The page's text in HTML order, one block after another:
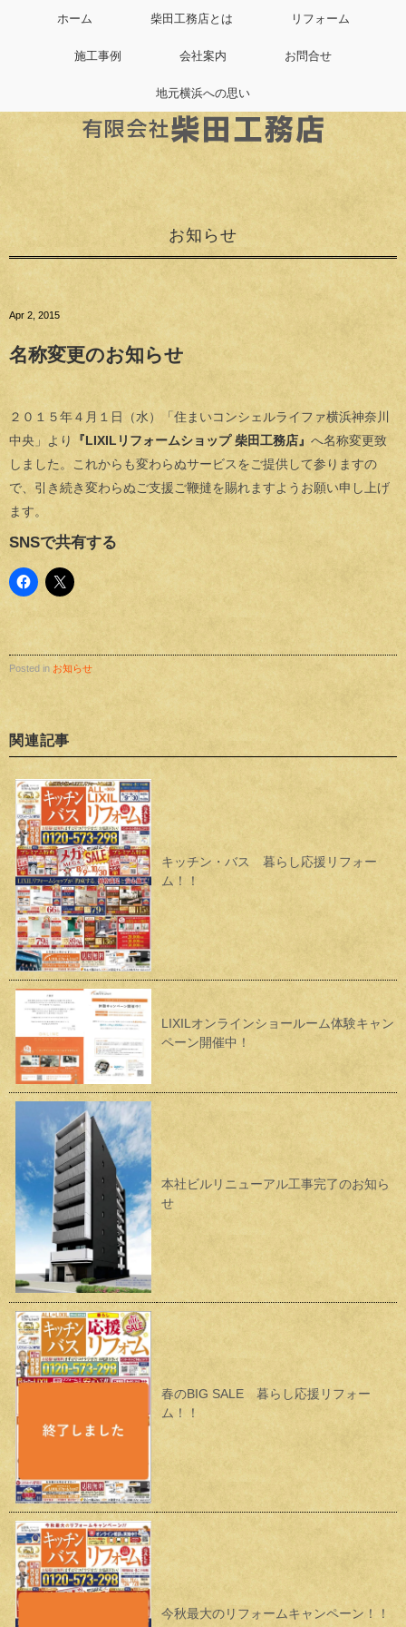
ホーム 柴田工務店とは リフォーム
施工事例 会社案内 お問合せ
地元横浜への思い
お知らせ
Apr 2, 2015
名称変更のお知らせ
２０１５年４月１日（水）「住まいコンシェルライファ横浜神奈川
中央」より
『LIXILリフォームショップ 柴田工務店』 へ名称変更致
しました。これからも変わらぬサービスをご提供して参りますの
で、引き続き変わらぬご支援ご鞭撻を賜れますようお願い申し上げ
ます。
SNSで共有する
Posted in お知らせ
関連記事
キッチン・バス 暮らし応援リフォー
ム！！
LIXILオンラインショールーム体験キャン
ペーン開催中！
本社ビルリニューアル工事完了のお知ら
せ
春のBIG SALE 暮らし応援リフォー
ム！！
今秋最大のリフォームキャンペーン！！